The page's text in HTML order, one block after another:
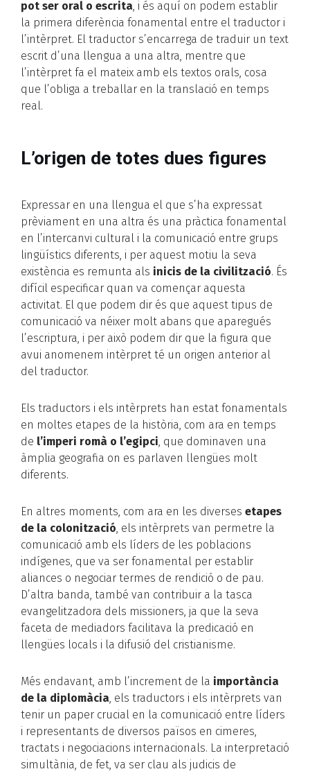
pot ser oral o escrita, i és aquí on podem establir
la primera diferència fonamental entre el traductor i
l’intèrpret. El traductor s’encarrega de traduir un text
escrit d’una llengua a una altra, mentre que
l’intèrpret fa el mateix amb els textos orals, cosa
que l’obliga a treballar en la translació en temps
real.
L’origen de totes dues figures
Expressar en una llengua el que s’ha expressat
prèviament en una altra és una pràctica fonamental
en l’intercanvi cultural i la comunicació entre grups
lingüístics diferents, i per aquest motiu la seva
existència es remunta als inicis de la civilització. És
difícil especificar quan va començar aquesta
activitat. El que podem dir és que aquest tipus de
comunicació va néixer molt abans que aparegués
l’escriptura, i per això podem dir que la figura que
avui anomenem intèrpret té un origen anterior al
del traductor.
Els traductors i els intèrprets han estat fonamentals
en moltes etapes de la història, com ara en temps
de l’imperi romà o l’egipci, que dominaven una
àmplia geografia on es parlaven llengües molt
diferents.
En altres moments, com ara en les diverses etapes
de la colonització, els intèrprets van permetre la
comunicació amb els líders de les poblacions
indígenes, que va ser fonamental per establir
aliances o negociar termes de rendició o de pau.
D’altra banda, també van contribuir a la tasca
evangelitzadora dels missioners, ja que la seva
faceta de mediadors facilitava la predicació en
llengües locals i la difusió del cristianisme.
Més endavant, amb l’increment de la importància
de la diplomàcia, els traductors i els intèrprets van
tenir un paper crucial en la comunicació entre líders
i representants de diversos països en cimeres,
tractats i negociacions internacionals. La interpretació
simultània, de fet, va ser clau als judicis de